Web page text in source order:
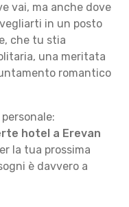
vai, ma anche dove
in un posto
che tu stia
una meritata
romantico
hotel a Erevan
la tua prossima
è davvero a